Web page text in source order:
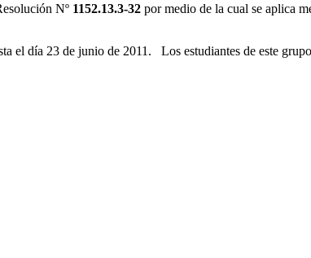
Nº 1152.13.3-32 por medio de la cual se aplica
el día 23 de junio de 2011. Los estudiantes de este